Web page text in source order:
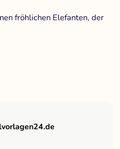
fröhlichen Elefanten, der